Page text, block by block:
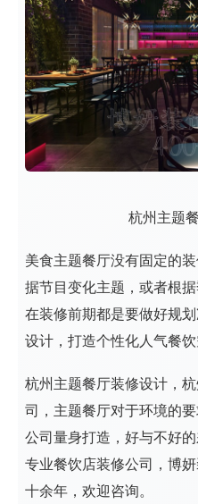
杭州主题
美食主题餐厅没有固定的
据节目变化主题，或者根
在装修前期都是要做好规
设计，打造个性化人气餐饮
杭州主题餐厅装修设计，
司，主题餐厅对于环境的
公司量身打造，好与不好
专业餐饮店装修公司，博
十余年，欢迎咨询。